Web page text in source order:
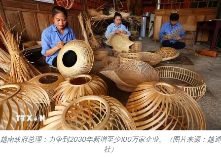
体育
国际
旅游
友谊桥梁
史海
多功能媒体
图表新闻
越南政府总理：力争到2030年新增至少100万家企业。（图片来源：越通
社）